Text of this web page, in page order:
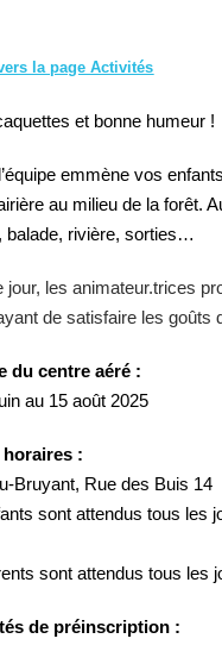
la page Activités
et bonne humeur !
emmène vos
au milieu de la forêt.
balade, rivière, sorties…
jour, les animateur.trices
de satisfaire les goûts
du centre aéré :
au 15 août 2025
horaires :
Bruyant, Rue des Buis 14
sont attendus tous les
sont attendus tous les
de préinscription :